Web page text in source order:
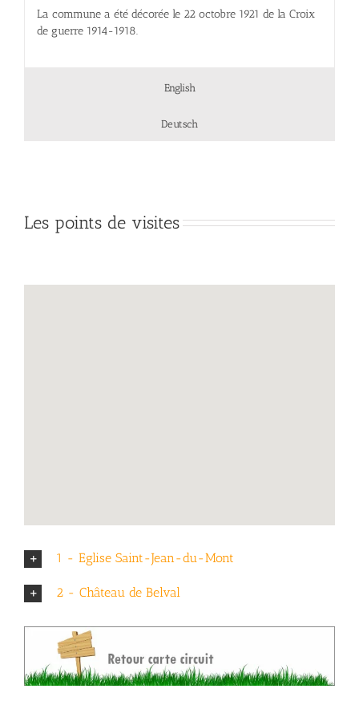
La commune a été décorée le 22 octobre 1921 de la Croix
de guerre 1914-1918.
English
Deutsch
Les points de visites
1 - Eglise Saint-Jean-du-Mont
2 - Château de Belval